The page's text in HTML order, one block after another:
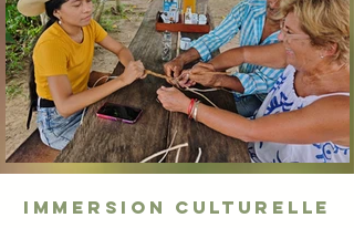
Immersion culturelle